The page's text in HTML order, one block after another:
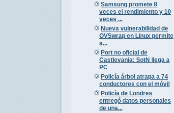
Samsung promete 8
veces el rendimiento y 10
veces ...
Nueva vulnerabilidad de
OVSwrap en Linux permite
a...
Port no oficial de
Castlevania: SotN llega a
PC
Policía árbol atrapa a 74
conductores con el móvil
Policía de Londres
entregó datos personales
de una...